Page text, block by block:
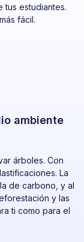
tus estudiantes.
fácil.
ambiente
árboles. Con
La
de carbono, y al
y las
ti como para el